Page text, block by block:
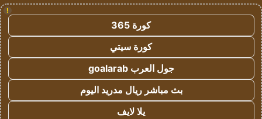
!
كورة 365
كورة سيتي
جول العرب goalarab
بث مباشر ريال مدريد اليوم
يلا لايف